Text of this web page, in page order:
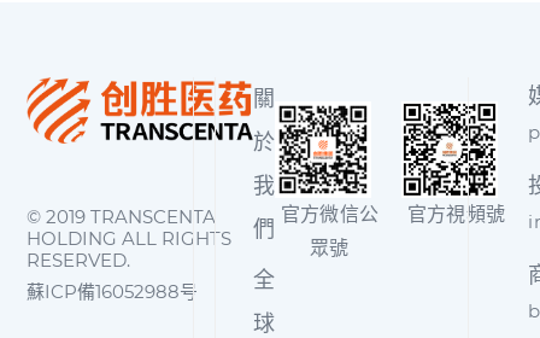
© 2019 TRANSCENTA
HOLDING ALL RIGHTS
RESERVED.
蘇ICP備16052988号
關
於
我
們
全
球
官方微信公
眾號
官方視頻號